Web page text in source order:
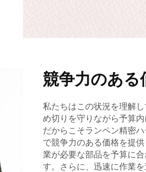
競争力のある
私たちはこの状況を理解
め切りを守りながら予算
だからこそランペン精密
で競争力のある価格を提
業が必要な部品を予算に
す。さらに、迅速に作業